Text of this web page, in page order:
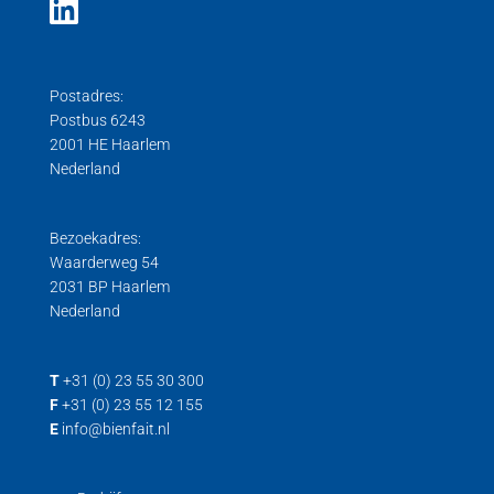
Overbelastings beveiliging kabel
Robot sensor
Trek/druk kracht
Stainless steel centercel
Gebruiksaanwijzingen
Load cell voor trek- en drukkrachten
Weegversterkers met analoge uitgang
Trek/Druk weegcellen
Postadres:
Postbus 6243
2001 HE Haarlem
Nederland
Bezoekadres:
Waarderweg 54
2031 BP Haarlem
Nederland
T +31 (0) 23 55 30 300
F +31 (0) 23 55 12 155
E info@bienfait.nl